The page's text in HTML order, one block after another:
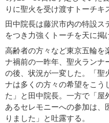
りに聖火を受け渡すトーチキ
田中院長は藤沢市内の特設ス
をつき力強くトーチを天に掲
高齢者の方々など東京五輪を
ナ禍前の一昨年、聖火ランナ
の後、状況が一変した。「聖
ナは多くの方々の希望をこう
た」と田中院長。一方で「屋
あるセレモニーへの参加は、
りました」と吐露する。